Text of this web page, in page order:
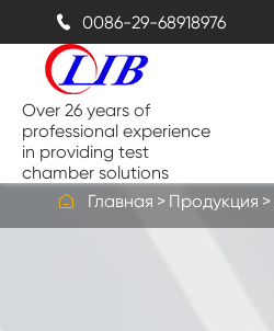
 0086-29-68918976
Over 26 years of
professional experience
in providing test
chamber solutions
 Главная Продукция